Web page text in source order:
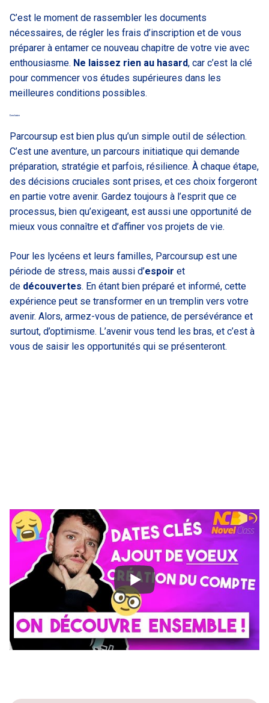
C’est le moment de rassembler les documents
nécessaires, de régler les frais d’inscription et de vous
préparer à entamer ce nouveau chapitre de votre vie avec
enthousiasme. Ne laissez rien au hasard, car c’est la clé
pour commencer vos études supérieures dans les
meilleures conditions possibles.
Conclusion
Parcoursup est bien plus qu’un simple outil de sélection.
C’est une aventure, un parcours initiatique qui demande
préparation, stratégie et parfois, résilience. À chaque étape,
des décisions cruciales sont prises, et ces choix forgeront
en partie votre avenir. Gardez toujours à l’esprit que ce
processus, bien qu’exigeant, est aussi une opportunité de
mieux vous connaître et d’affiner vos projets de vie.
Pour les lycéens et leurs familles, Parcoursup est une
période de stress, mais aussi d’espoir et
de découvertes. En étant bien préparé et informé, cette
expérience peut se transformer en un tremplin vers votre
avenir. Alors, armez-vous de patience, de persévérance et
surtout, d’optimisme. L’avenir vous tend les bras, et c’est à
vous de saisir les opportunités qui se présenteront.